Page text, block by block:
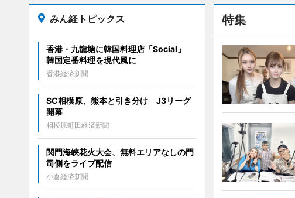
特集
みん経トピックス
香港・九龍塘に韓国料理店「Social」
韓国定番料理を現代風に
香港経済新聞
SC相模原、熊本と引き分け J3リーグ
開幕
相模原町田経済新聞
関門海峡花火大会、無料エリアなしの門
司側をライブ配信
小倉経済新聞